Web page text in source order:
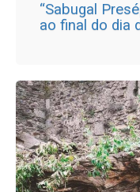
“Sabugal
ao final do dia